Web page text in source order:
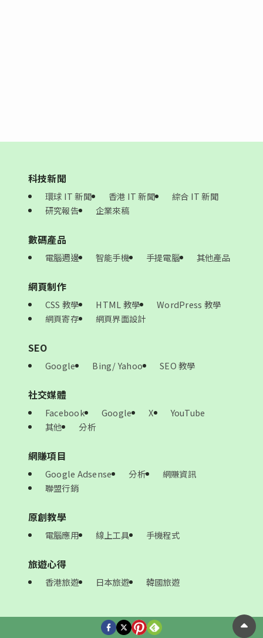
科技新聞
環球 IT 新聞 香港 IT 新聞
綜合 IT 新聞
研究報告
企業來稿
數碼產品
電腦週邊 智能手機 手提電腦 其他產品
網頁制作
CSS 教學 HTML 教學
WordPress 教學
網頁寄存
網頁界面設計
SEO
Google Bing/ Yahoo SEO 教學
社交媒體
Facebook Google X
YouTube
其他
分析
網賺項目
Google Adsense 分析
網賺資訊
聯盟行銷
原創教學
電腦應用 線上工具 手機程式
旅遊心得
香港旅遊 日本旅遊 韓國旅遊